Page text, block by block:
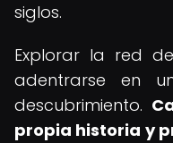
siglos.
Explorar la red
adentrarse en
descubrimiento.
propia historia y